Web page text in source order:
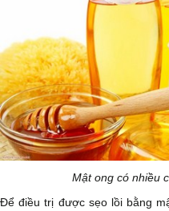
Mật ong có nhiều
Để điều trị được sẹo lồi bằng